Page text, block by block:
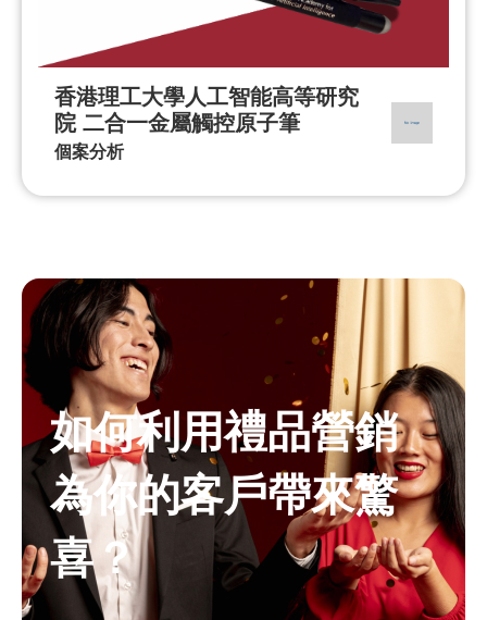
香港理工大學人工智能高等研究
院 二合一金屬觸控原子筆
個案分析
如何利用禮品營銷
為你的客戶帶來驚
喜？